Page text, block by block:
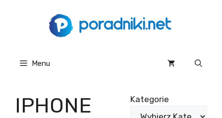
Menu
IPHONE
Kategorie